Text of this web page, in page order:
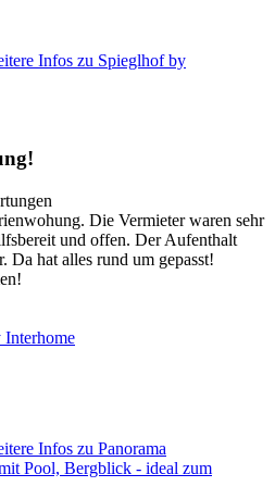
Infos zu Spieglhof by
Die Vermieter waren sehr
und offen. Der Aufenthalt
Da hat alles rund um gepasst!
Interhome
Infos zu Panorama
Pool, Bergblick - ideal zum